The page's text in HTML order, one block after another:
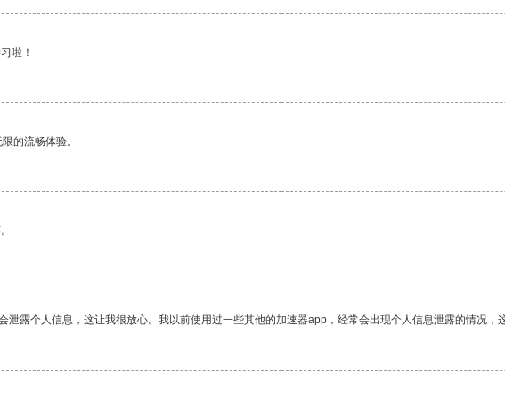
啦！
的流畅体验。
露个人信息，这让我很放心。我以前使用过一些其他的加速器app，经常会出现个人信息泄露的情况，